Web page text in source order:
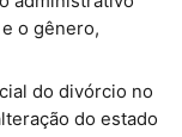
o gênero,
do divórcio no
do estado